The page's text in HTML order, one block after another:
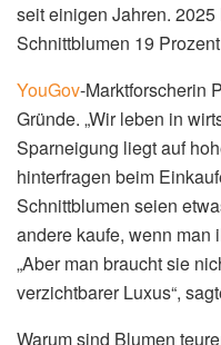
seit einigen Jahren.
Schnittblumen 19
YouGov-Marktforscherin
Gründe. „Wir leben in
Sparneigung liegt auf
hinterfragen beim
Schnittblumen seien
andere kaufe, wenn man
„Aber man braucht sie
verzichtbarer Luxus“,
Warum sind Blumen